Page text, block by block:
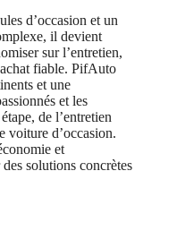
d’occasion et un
il devient
sur l’entretien,
fiable. PifAuto
et une
et les
de l’entretien
voiture d’occasion.
et
solutions concrètes